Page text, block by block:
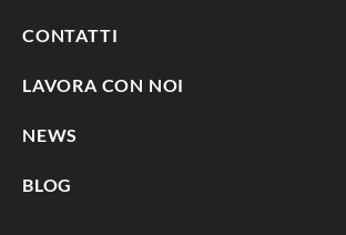
CONTATTI
LAVORA CON NOI
NEWS
BLOG